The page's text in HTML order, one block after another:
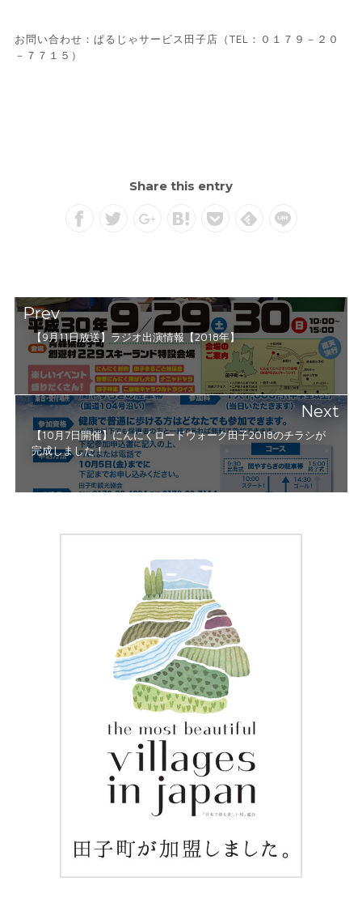
お問い合わせ：ぱるじゃサービス田子店（TEL：０１７９－２０
－７７１５）
Share this entry
Prev
【9月11日放送】ラジオ出演情報【2018年】
Next
【10月7日開催】にんにくロードウォーク田子2018のチラシが
完成しました！